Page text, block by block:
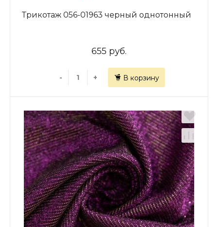
Трикотаж 056-01963 черный однотонный
655 руб.
- + В корзину